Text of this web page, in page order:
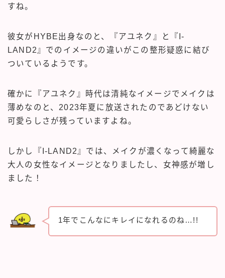
すね。
彼女がHYBE出身なのと、『アユネク』と『I-
LAND2』でのイメージの違いがこの整形疑惑に結び
ついているようです。
確かに『アユネク』時代は清純なイメージでメイクは
薄めなのと、2023年夏に放送されたのであどけない
可愛らしさが残っていますよね。
しかし『I-LAND2』では、メイクが濃くなって綺麗な
大人の女性なイメージとなりましたし、女神感が増し
ました！
1年でこんなにキレイになれるのね…!!